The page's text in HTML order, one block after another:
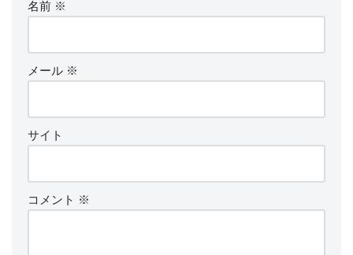
名前 ※
メール ※
サイト
コメント ※